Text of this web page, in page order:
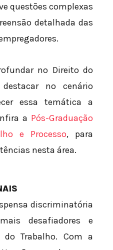
questões complexas
detalhada das
no Direito do
no cenário
essa temática a
a Pós-Graduação
e Processo, para
nesta área.
discriminatória
desafiadores e
do Trabalho. Com a